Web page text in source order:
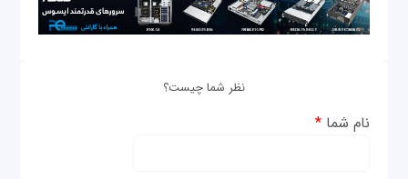
نظر شما چیست؟
نام شما*